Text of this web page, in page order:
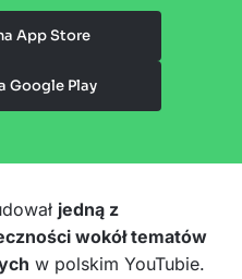
App Store
Google Play
jedną z
wokół tematów
w polskim YouTubie.